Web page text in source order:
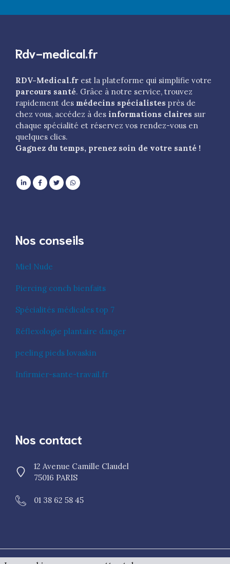
Rdv-medical.fr
RDV-Medical.fr est la plateforme qui simplifie votre
parcours santé. Grâce à notre service, trouvez
rapidement des médecins spécialistes près de
chez vous, accédez à des informations claires sur
chaque spécialité et réservez vos rendez-vous en
quelques clics.
Gagnez du temps, prenez soin de votre santé !
Nos conseils
Miel Nude
Piercing conch bienfaits
Spécialités médicales top 7
Réflexologie plantaire danger
peeling pieds lovaskin
Infirmier-sante-travail.fr
Nos contact
12 Avenue Camille Claudel
75016 PARIS
01 38 62 58 45